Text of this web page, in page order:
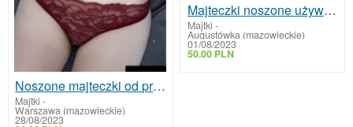
Noszone majteczki od przyszłej studentki
Majtki -
Warszawa (mazowieckie)
28/08/2023
Majteczki noszone używane
Majtki -
Augustówka (mazowieckie)
01/08/2023
50.00 PLN